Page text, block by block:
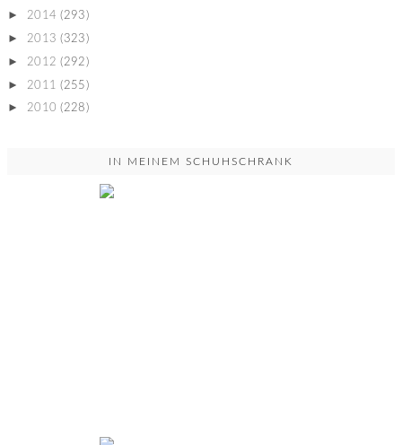
► 2014 (293)
► 2013 (323)
► 2012 (292)
► 2011 (255)
► 2010 (228)
IN MEINEM SCHUHSCHRANK